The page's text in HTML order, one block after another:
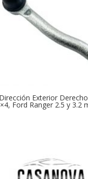
Exterior
Ford Ranger 2.5 y 3.2